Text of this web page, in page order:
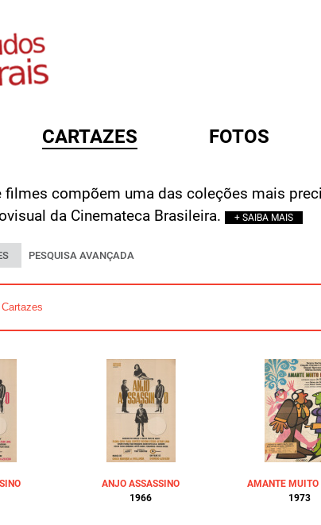
CARTAZES FOTOS
filmes compõem uma das coleções mais
da Cinemateca Brasileira.
+ SAIBA MAIS
PESQUISA AVANÇADA
ANJO ASSASSINO
1966
AMANTE MUITO
1973
DE BUSCA